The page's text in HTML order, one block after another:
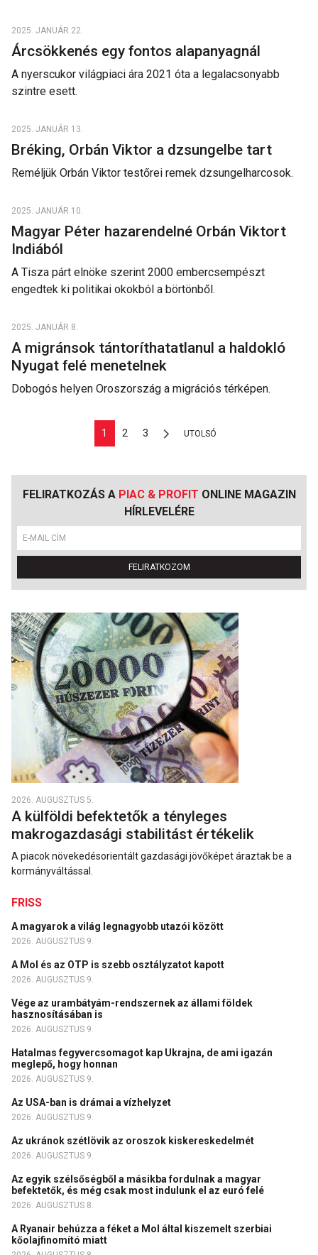
2025. JANUÁR 22.
Árcsökkenés egy fontos alapanyagnál
A nyerscukor világpiaci ára 2021 óta a legalacsonyabb
szintre esett.
2025. JANUÁR 13.
Bréking, Orbán Viktor a dzsungelbe tart
Reméljük Orbán Viktor testőrei remek dzsungelharcosok.
2025. JANUÁR 10.
Magyar Péter hazarendelné Orbán Viktort
Indiából
A Tisza párt elnöke szerint 2000 embercsempészt
engedtek ki politikai okokból a börtönből.
2025. JANUÁR 8.
A migránsok tántoríthatatlanul a haldokló
Nyugat felé menetelnek
Dobogós helyen Oroszország a migrációs térképen.
1 2 3 UTOLSÓ
FELIRATKOZÁS A PIAC & PROFIT ONLINE MAGAZIN
HÍRLEVELÉRE
FELIRATKOZOM
2026. AUGUSZTUS 5.
A külföldi befektetők a tényleges
makrogazdasági stabilitást értékelik
A piacok növekedésorientált gazdasági jövőképet áraztak be a
kormányváltással.
FRISS
A magyarok a világ legnagyobb utazói között
2026. AUGUSZTUS 9.
A Mol és az OTP is szebb osztályzatot kapott
2026. AUGUSZTUS 9.
Vége az urambátyám-rendszernek az állami földek
hasznosításában is
2026. AUGUSZTUS 9.
Hatalmas fegyvercsomagot kap Ukrajna, de ami igazán
meglepő, hogy honnan
2026. AUGUSZTUS 9.
Az USA-ban is drámai a vízhelyzet
2026. AUGUSZTUS 9.
Az ukránok szétlövik az oroszok kiskereskedelmét
2026. AUGUSZTUS 9.
Az egyik szélsőségből a másikba fordulnak a magyar
befektetők, és még csak most indulunk el az euró felé
2026. AUGUSZTUS 8.
A Ryanair behúzza a féket a Mol által kiszemelt szerbiai
kőolajfinomító miatt